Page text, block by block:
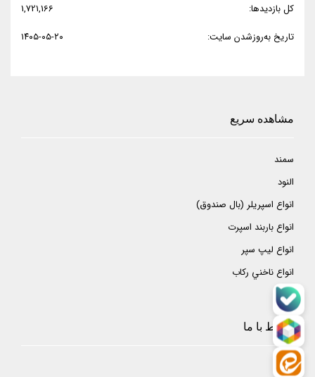
کل بازدیدها:
1,721,166
تاریخ به‌روزشدن سایت:
۱۴۰۵-۰۵-۲۰
مشاهده سریع
سمند
النود
انواع اسپريلر (بال صندوق)
انواع باربند اسپرت
انواع ليپ سپر
انواع ناخني ركاب
ارتباط با ما
خانه